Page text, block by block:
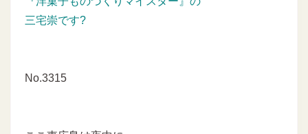
三宅崇です?
No.3315